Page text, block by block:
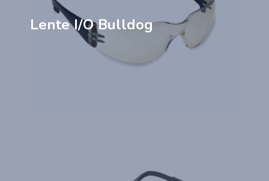
Lente I/O Bulldog